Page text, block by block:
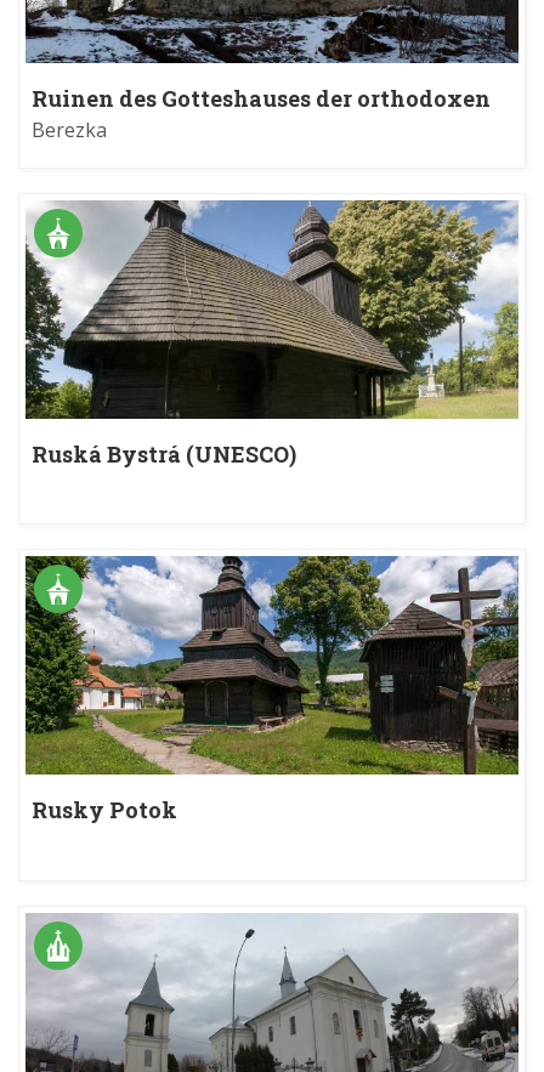
Ruinen des Gotteshauses der orthodoxen
Kirche in Berezka
Berezka
Ruská Bystrá (UNESCO)
Rusky Potok